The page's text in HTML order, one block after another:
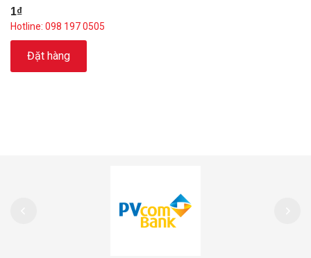
1₫
Hotline: 098 197 0505
Đặt hàng